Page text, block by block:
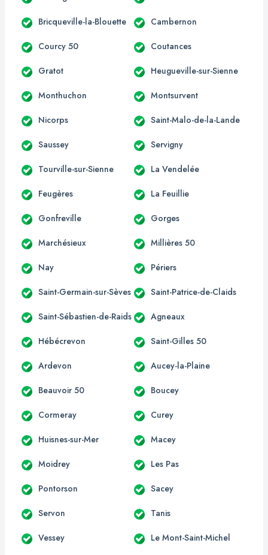
Bricqueville-la-Blouette Cambernon
Courcy 50 Coutances
Gratot Heugueville-sur-Sienne
Monthuchon Montsurvent
Nicorps Saint-Malo-de-la-Lande
Saussey Servigny
Tourville-sur-Sienne La Vendelée
Feugères La Feuillie
Gonfreville Gorges
Marchésieux Millières 50
Nay Périers
Saint-Germain-sur-Sèves Saint-Patrice-de-Claids
Saint-Sébastien-de-Raids Agneaux
Hébécrevon Saint-Gilles 50
Ardevon Aucey-la-Plaine
Beauvoir 50 Boucey
Cormeray Curey
Huisnes-sur-Mer Macey
Moidrey Les Pas
Pontorson Sacey
Servon Tanis
Vessey Le Mont-Saint-Michel